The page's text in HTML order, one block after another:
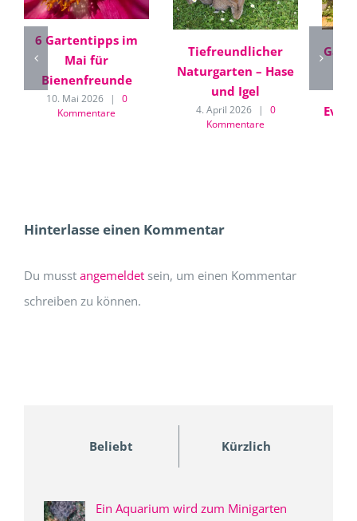
6 Gartentipps im
Mai für
Bienenfreunde
10. Mai 2026 |
0
Kommentare
Tiefreundlicher
Naturgarten – Hase
und Igel
4. April 2026 |
0
Kommentare
Hinterlasse einen Kommentar
Du musst angemeldet sein, um einen Kommentar
schreiben zu können.
Beliebt Kürzlich
Ein Aquarium wird zum Minigarten